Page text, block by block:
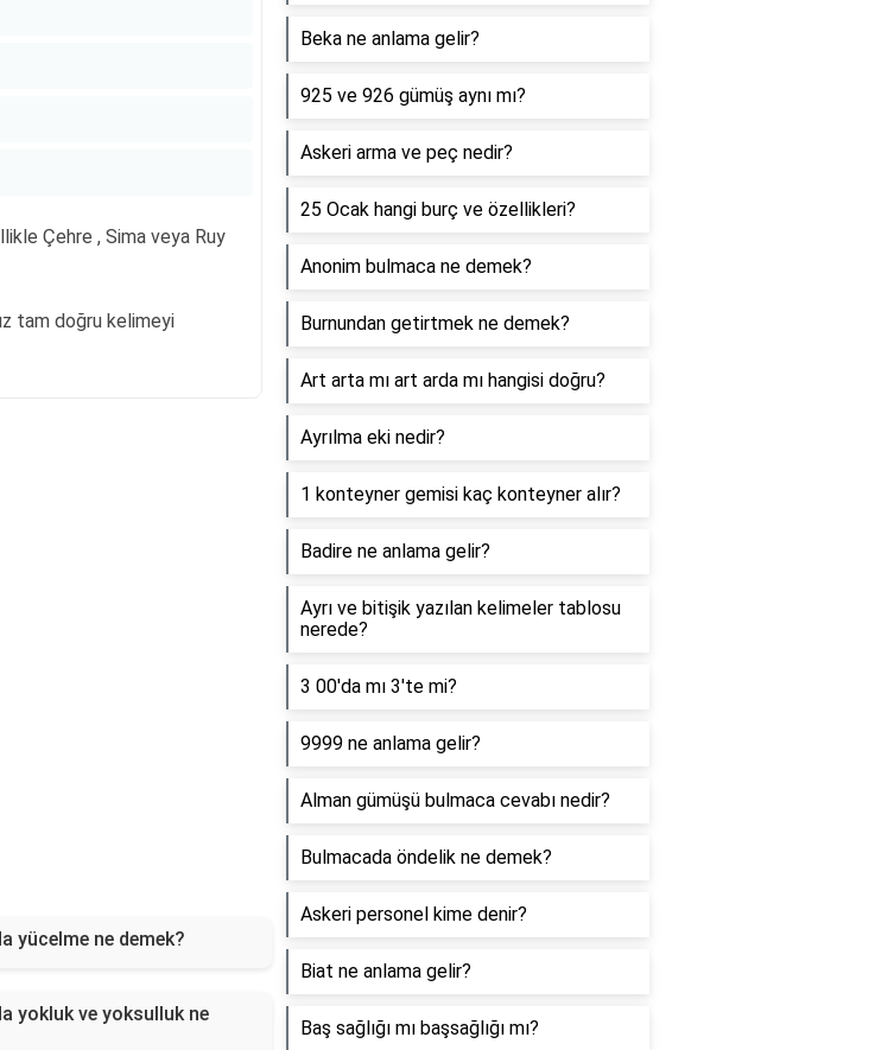
Çehre , Sima veya Ruy
tam doğru kelimeyi
yücelme ne demek?
yokluk ve yoksulluk ne
Beka ne anlama gelir?
925 ve 926 gümüş aynı mı?
Askeri arma ve peç nedir?
25 Ocak hangi burç ve özellikleri?
Anonim bulmaca ne demek?
Burnundan getirtmek ne demek?
Art arta mı art arda mı hangisi doğru?
Ayrılma eki nedir?
1 konteyner gemisi kaç konteyner alır?
Badire ne anlama gelir?
Ayrı ve bitişik yazılan kelimeler tablosu
nerede?
3 00'da mı 3'te mi?
9999 ne anlama gelir?
Alman gümüşü bulmaca cevabı nedir?
Bulmacada öndelik ne demek?
Askeri personel kime denir?
Biat ne anlama gelir?
Baş sağlığı mı başsağlığı mı?